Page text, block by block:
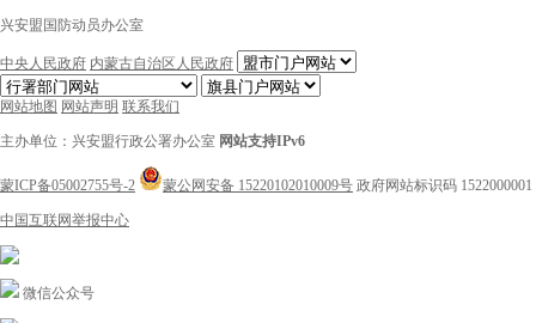
兴安盟国防动员办公室
中央人民政府 内蒙古自治区人民政府
网站地图 网站声明 联系我们
主办单位：兴安盟行政公署办公室 网站支持IPv6
蒙ICP备05002755号-2 蒙公网安备 15220102010009号 政府网站标识码 1522000001
中国互联网举报中心
微信公众号